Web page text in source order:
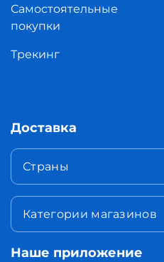
Самостоятельные
покупки
Трекинг
Доставка
Страны
Категории магазинов
Наше приложение